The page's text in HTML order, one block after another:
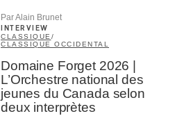
Par Alain Brunet
INTERVIEW
CLASSIQUE/
CLASSIQUE OCCIDENTAL
Domaine Forget 2026 |
L’Orchestre national des
jeunes du Canada selon
deux interprètes